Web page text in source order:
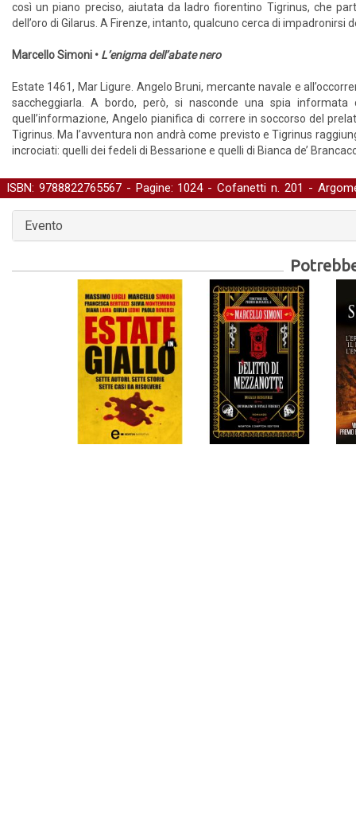
così un piano preciso, aiutata da ladro fiorentino Tigrinus, che
dell’oro di Gilarus. A Firenze, intanto, qualcuno cerca di impadronirsi
Marcello Simoni • L’enigma dell’abate nero
Estate 1461, Mar Ligure. Angelo Bruni, mercante navale e
saccheggiarla. A bordo, però, si nasconde una spia
quell’informazione, Angelo pianifica di correre in soccorso del
Tigrinus. Ma l’avventura non andrà come previsto e Tigrinus
incrociati: quelli dei fedeli di Bessarione e quelli di Bianca de’
ISBN: 9788822765567 - Pagine: 1024 -Cofanetti n. 201 -
Evento